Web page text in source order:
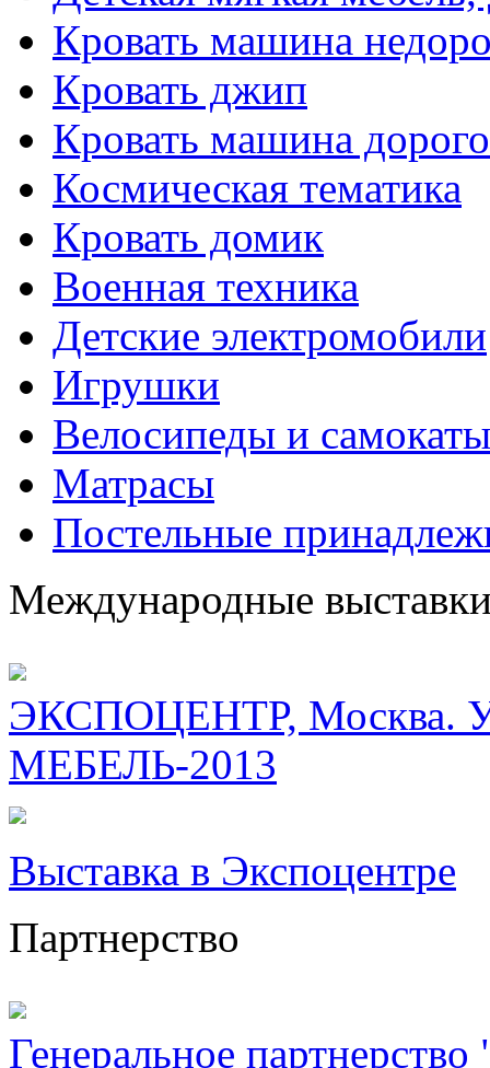
Кровать машина
Кровать джип
Кровать машина дорого
Космическая тематика
Кровать домик
Военная техника
Детские электромобили
Игрушки
Велосипеды и самокаты
Матрасы
Постельные
Международные
ЭКСПОЦЕНТР, Москва.
МЕБЕЛЬ-2013
Выставка в Экспоцентре
Партнерство
Генеральное